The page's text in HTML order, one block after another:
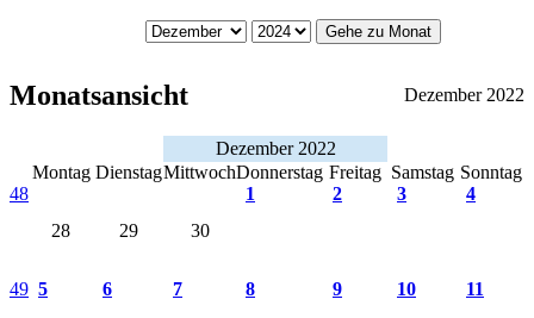
Gehe zu Monat
Monatsansicht Dezember 2022
Dezember 2022
Montag DienstagMittwochDonnerstag Freitag Samstag Sonntag
48
28
29 30
1 2 3 4
49 5 6 7 8 9 10 11